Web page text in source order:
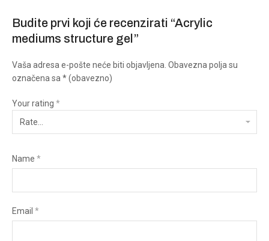
Budite prvi koji će recenzirati “Acrylic
mediums structure gel”
Vaša adresa e-pošte neće biti objavljena. Obavezna polja su
označena sa * (obavezno)
Your rating *
Name *
Email *